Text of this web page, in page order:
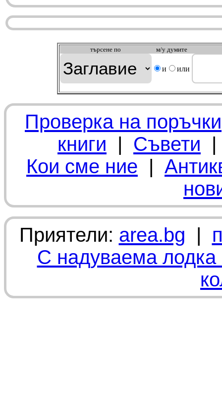
търсeне по м/у думите
и или
Проверка на поръчки
книги | Съвети
Кои сме ние |
Приятели: area.bg |
С надуваема лодка